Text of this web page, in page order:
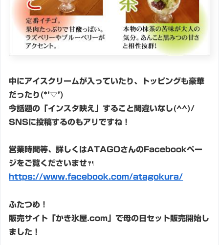
中にアイスクリームが入っていたり、トッピングも豪華
だったり(*’▽’)
今話題の「インスタ映え」すること間違いなし(^^)/
SNSに投稿するのもアリですね！
営業時間等、詳しくはATAGOさんのFacebookペー
ジをご覧くださいませ🍴
https://www.facebook.com/atagokura/
ふたつめ！
販売サイト「かき氷屋.com」で母の日セット販売開始し
ました！